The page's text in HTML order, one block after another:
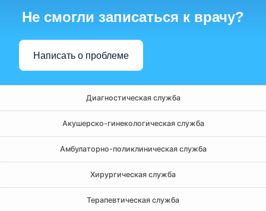
Не смогли записаться к врачу?
Написать о проблеме
Диагностическая служба
Акушерско-гинекологическая служба
Амбулаторно-поликлиническая служба
Хирургическая служба
Терапевтическая служба